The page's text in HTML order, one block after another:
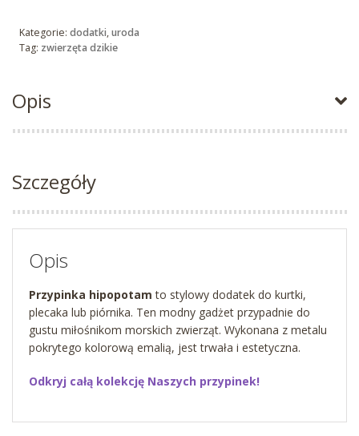
Kategorie: dodatki,uroda
Tag: zwierzęta dzikie
Opis
Szczegóły
Opis
Przypinka hipopotam to stylowy dodatek do kurtki,
plecaka lub piórnika. Ten modny gadżet przypadnie do
gustu miłośnikom morskich zwierząt. Wykonana z metalu
pokrytego kolorową emalią, jest trwała i estetyczna.
Odkryj całą kolekcję Naszych przypinek!